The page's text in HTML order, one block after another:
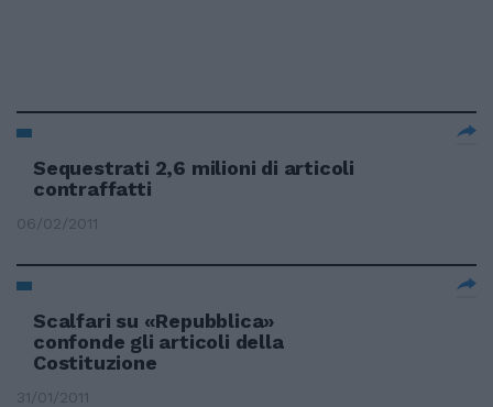
Sequestrati 2,6 milioni di articoli
contraffatti
06/02/2011
Scalfari su «Repubblica»
confonde gli articoli della
Costituzione
31/01/2011